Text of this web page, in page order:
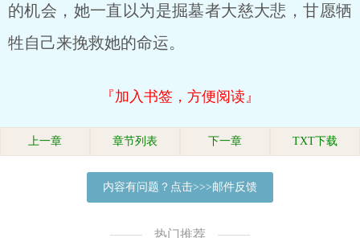
的机会，她一直以为是掘墓者大慈大悲，甘愿牺
牲自己来挽救她的命运。
『加入书签，方便阅读』
上一章 章节列表 下一章 TXT下载
内容有问题？点击>>>邮件反馈
热门推荐